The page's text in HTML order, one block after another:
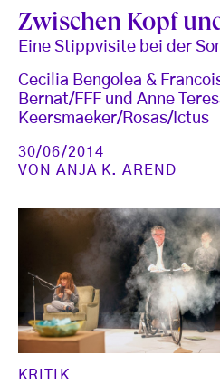
Zwischen Kopf
Eine Stippvisite bei der
Cecilia Bengolea &
Bernat/FFF und Anne
Keersmaeker/Rosas/Ictus
30/06/2014
VONANJA K. AREND
KRITIK